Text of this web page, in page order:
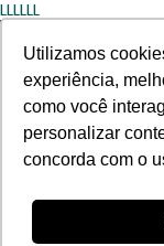
Utilizamos
experiência,
como você
personalizar
concorda com o
LLLLLL